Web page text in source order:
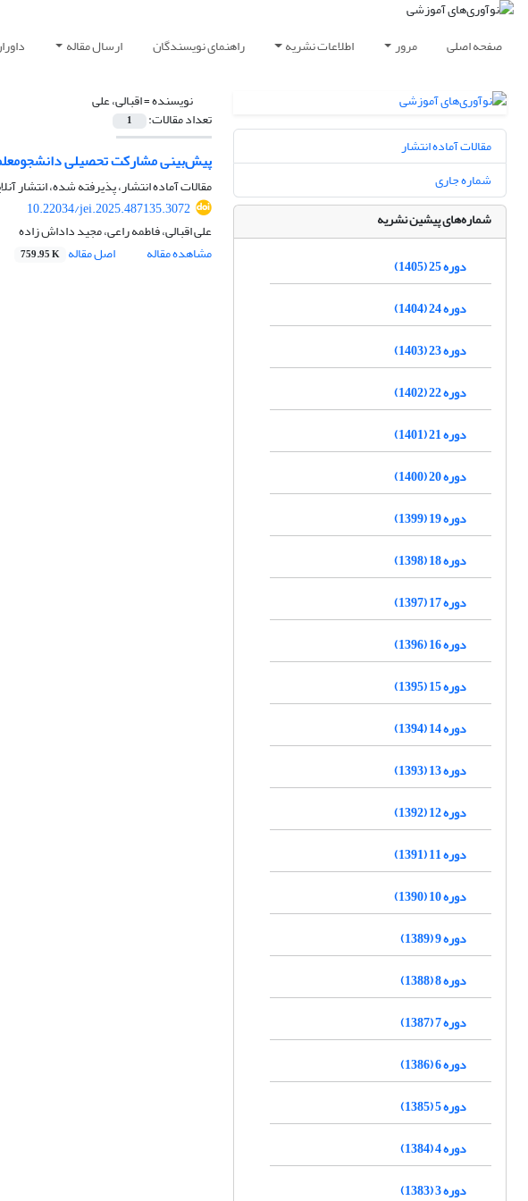
صفحه اصلی مرور اطلاعات نشریه راهنمای نویسندگان ارسال مقاله
نویسنده =اقبالی، علی
تعداد مقالات: 1
پیش‌بینی مشارکت تحصیلی
مقالات آماده انتشار، پذیرفته شده، انتشار
10.22034/jei.2025.487135.3072
علی اقبالی، فاطمه راعی، مجید داداش زاده
مشاهده مقاله
اصل مقاله 759.95 K
مقالات آماده انتشار
شماره جاری
شماره‌های پیشین نشریه
دوره 25 (1405)
دوره 24 (1404)
دوره 23 (1403)
دوره 22 (1402)
دوره 21 (1401)
دوره 20 (1400)
دوره 19 (1399)
دوره 18 (1398)
دوره 17 (1397)
دوره 16 (1396)
دوره 15 (1395)
دوره 14 (1394)
دوره 13 (1393)
دوره 12 (1392)
دوره 11 (1391)
دوره 10 (1390)
دوره 9 (1389)
دوره 8 (1388)
دوره 7 (1387)
دوره 6 (1386)
دوره 5 (1385)
دوره 4 (1384)
دوره 3 (1383)